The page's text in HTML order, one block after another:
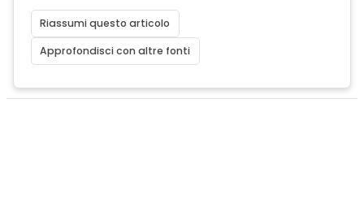
Riassumi questo articolo
Approfondisci con altre fonti